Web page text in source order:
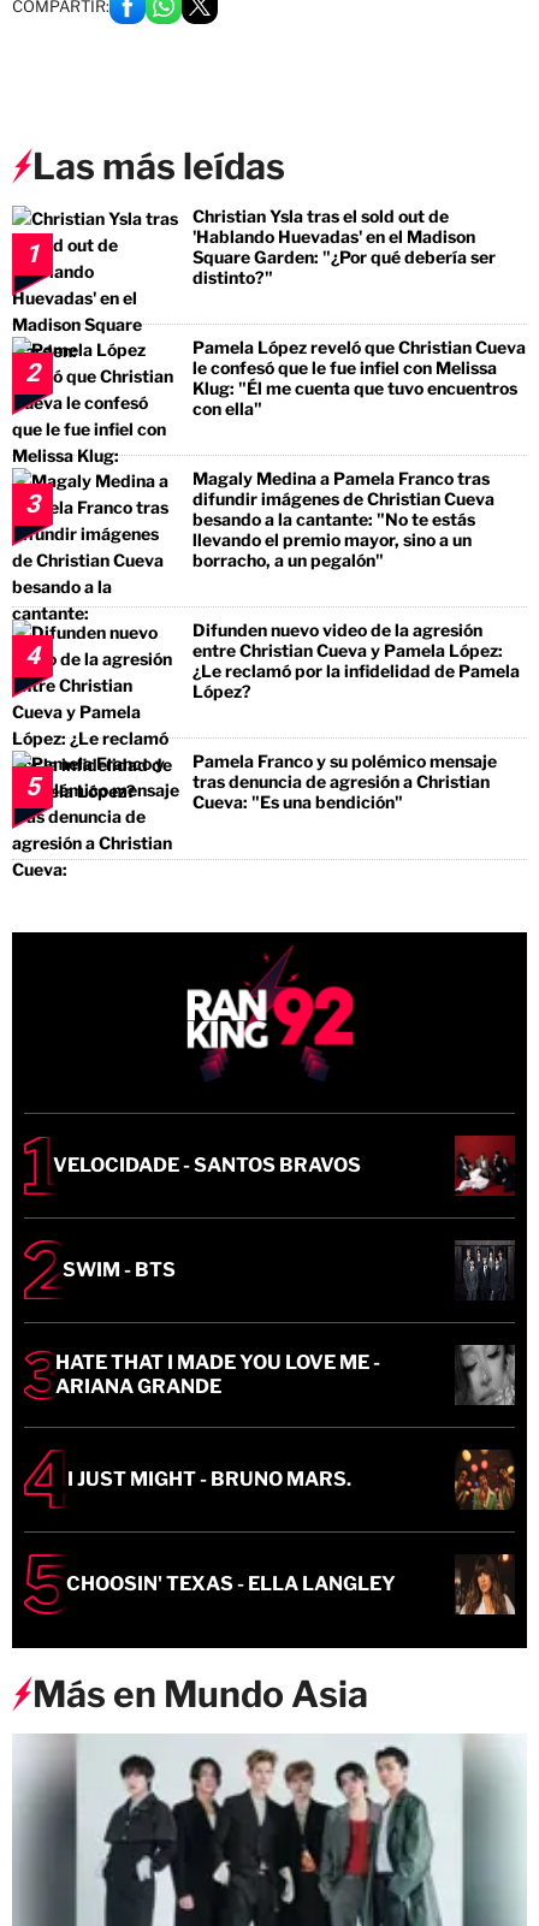
COMPARTIR:
Las más leídas
1
Christian Ysla tras el sold out de
'Hablando Huevadas' en el Madison
Square Garden: "¿Por qué debería ser
distinto?"
2
Pamela López reveló que Christian Cueva
le confesó que le fue infiel con Melissa
Klug: "Él me cuenta que tuvo encuentros
con ella"
3
Magaly Medina a Pamela Franco tras
difundir imágenes de Christian Cueva
besando a la cantante: "No te estás
llevando el premio mayor, sino a un
borracho, a un pegalón"
4
Difunden nuevo video de la agresión
entre Christian Cueva y Pamela López:
¿Le reclamó por la infidelidad de Pamela
López?
5
Pamela Franco y su polémico mensaje
tras denuncia de agresión a Christian
Cueva: "Es una bendición"
VELOCIDADE - SANTOS BRAVOS
SWIM - BTS
HATE THAT I MADE YOU LOVE ME -
ARIANA GRANDE
I JUST MIGHT - BRUNO MARS.
CHOOSIN' TEXAS - ELLA LANGLEY
Más en Mundo Asia